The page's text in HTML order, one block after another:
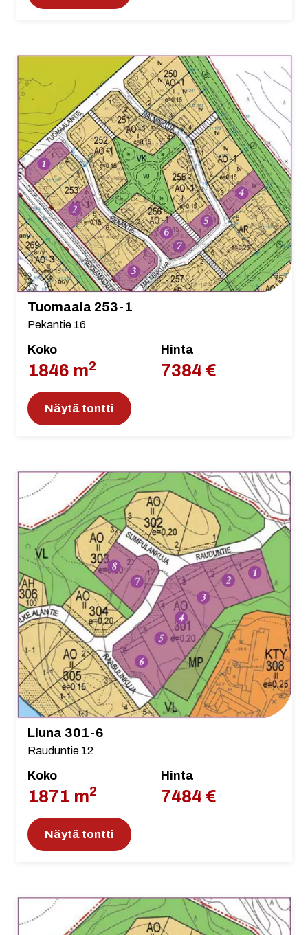
Tuomaala 253-1
Pekantie 16
Koko
1846 m2
Hinta
7384 €
Näytä tontti
Liuna 301-6
Rauduntie 12
Koko
1871 m2
Hinta
7484 €
Näytä tontti